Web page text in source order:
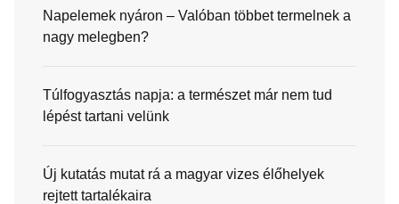
Napelemek nyáron – Valóban többet termelnek a
nagy melegben?
Túlfogyasztás napja: a természet már nem tud
lépést tartani velünk
Új kutatás mutat rá a magyar vizes élőhelyek
rejtett tartalékaira